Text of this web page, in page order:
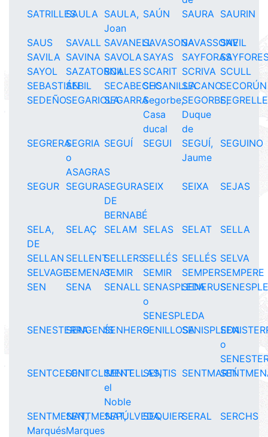
SATRILLESSAULA SAULA,
Joan
SAÚN SAURA SAURIN
SAUS SAVALL SAVANELLSAVASONASAVASSONE
SAVIL
SAVILA SAVINA SAVOLASAYAS SAYFORAS
SAYOL
SAZATORNIL
SCALES SCARIT SCRIVA SCULL
SEBASTIÁNSEBIL SECABECHSSECANILLASECANOSECORÚN
SEDEÑOSEGARIOLASEGARRASegorbe,
Casa
ducal
SEGORBE,
Duque
de
SEGRERASEGRIA
o
ASAGRAS
SEGUÍ SEGUI
SEGUÍ,
Jaume
SEGUINO
SEGUR SEGURASEGURA
DE
BERNABÉ
SEIX SEIXA SEJAS
SELA,
DE
SELAÇ SELAM SELAS SELAT SELLA
SELLAN SELLENTSELLERSSELLÉS SELLÉS SELVA
SELVAGESEMENATSEMIR SEMIR SEMPERSEMPERE
SEN
SENA SENALL SENASPLEDA
o
SENESPLEDA
SENERUS
SENESTERRASENGENÍSSENHEROSENILLOSASENISPLEDA
o
SENTCELONISENTCLIMENTSENTELLAS,
el
Noble
SENTIS SENTMARTÍ
SENTMENAT,
Marqués
SENTMENAT,
Marques
SEPÚLVEDASEQUIERSERAL SERCHS